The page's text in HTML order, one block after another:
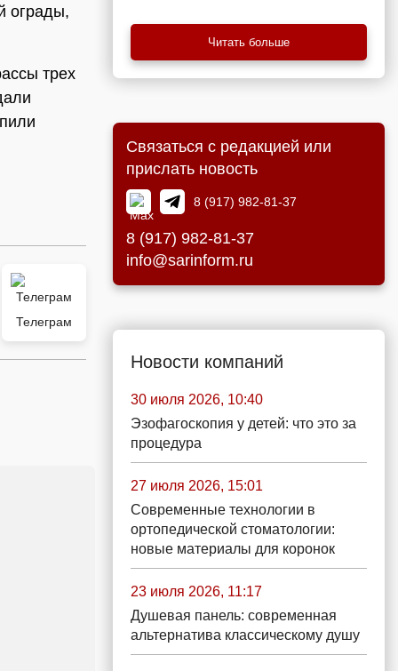
ограды,
трех
Телеграм
Читать больше
Связаться с редакцией или
прислать новость
8 (917) 982-81-37
8 (917) 982-81-37
info@sarinform.ru
Новости компаний
30 июля 2026, 10:40
Эзофагоскопия у детей: что это за
процедура
27 июля 2026, 15:01
Современные технологии в
ортопедической стоматологии:
новые материалы для коронок
23 июля 2026, 11:17
Душевая панель: современная
альтернатива классическому душу